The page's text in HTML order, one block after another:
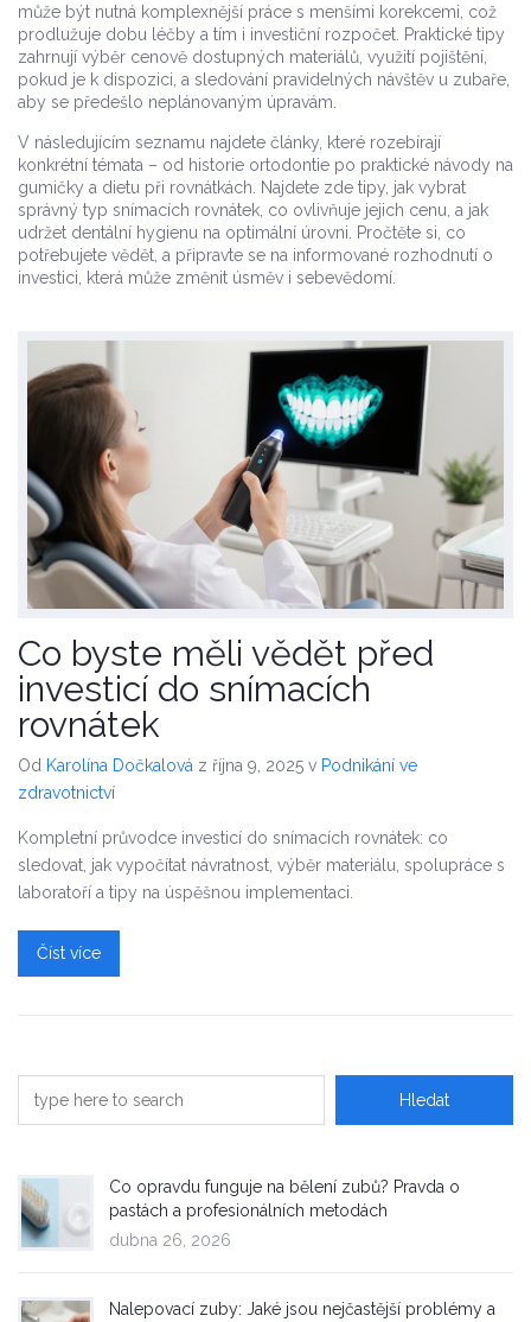
může být nutná komplexnější práce s menšími korekcemi, což
prodlužuje dobu léčby a tím i investiční rozpočet. Praktické tipy
zahrnují výběr cenově dostupných materiálů, využití pojištění,
pokud je k dispozici, a sledování pravidelných návštěv u zubaře,
aby se předešlo neplánovaným úpravám.
V následujícím seznamu najdete články, které rozebírají
konkrétní témata – od historie ortodontie po praktické návody na
gumičky a dietu při rovnátkách. Najdete zde tipy, jak vybrat
správný typ snímacích rovnátek, co ovlivňuje jejich cenu, a jak
udržet dentální hygienu na optimální úrovni. Pročtěte si, co
potřebujete vědět, a připravte se na informované rozhodnutí o
investici, která může změnit úsměv i sebevědomí.
Co byste měli vědět před
investicí do snímacích
rovnátek
Od Karolína Dočkalová z října 9, 2025 v Podnikání ve
zdravotnictví
Kompletní průvodce investicí do snímacích rovnátek: co
sledovat, jak vypočítat návratnost, výběr materiálu, spolupráce s
laboratoří a tipy na úspěšnou implementaci.
Číst více
Co opravdu funguje na bělení zubů? Pravda o
pastách a profesionálních metodách
dubna 26, 2026
Nalepovací zuby: Jaké jsou nejčastější problémy a